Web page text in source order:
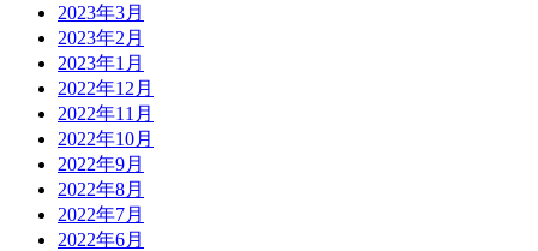
2023年3月
2023年2月
2023年1月
2022年12月
2022年11月
2022年10月
2022年9月
2022年8月
2022年7月
2022年6月